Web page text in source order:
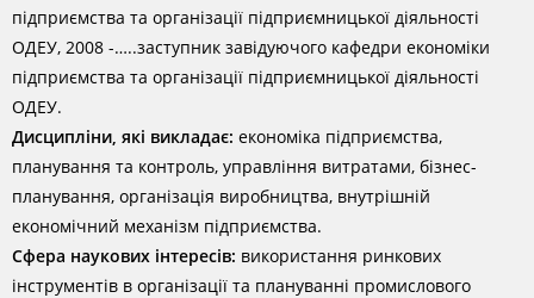
підприємства та організації підприємницької діяльності
ОДЕУ, 2008 -…..заступник завідуючого кафедри економіки
підприємства та організації підприємницької діяльності
ОДЕУ.
Дисципліни, які викладає: економіка підприємства,
планування та контроль, управління витратами, бізнес-
планування, організація виробництва, внутрішній
економічний механізм підприємства.
Сфера наукових інтересів: використання ринкових
інструментів в організації та плануванні промислового